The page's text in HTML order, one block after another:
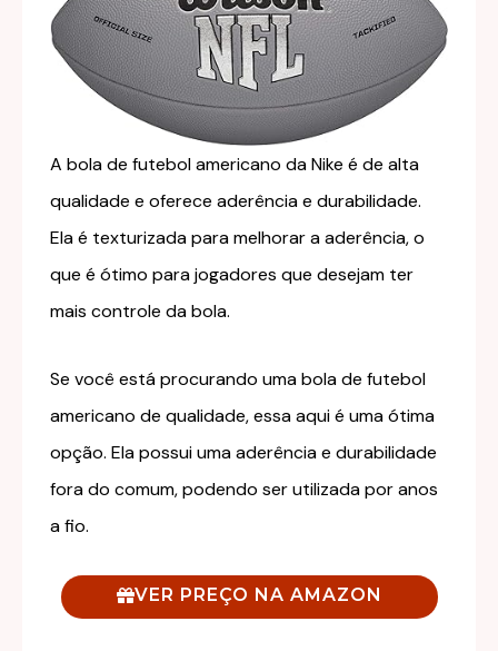
A bola de futebol americano da Nike é de alta
qualidade e oferece aderência e durabilidade.
Ela é texturizada para melhorar a aderência, o
que é ótimo para jogadores que desejam ter
mais controle da bola.
Se você está procurando uma bola de futebol
americano de qualidade, essa aqui é uma ótima
opção. Ela possui uma aderência e durabilidade
fora do comum, podendo ser utilizada por anos
a fio.
VER PREÇO NA AMAZON